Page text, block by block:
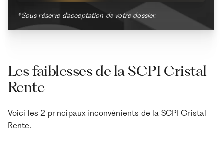
*Sous réserve d'acceptation de votre dossier.
Les faiblesses de la SCPI Cristal
Rente
Voici les 2 principaux inconvénients de la SCPI Cristal
Rente.